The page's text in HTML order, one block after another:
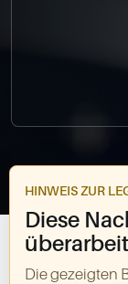
HINWEIS ZUR
Diese
Die gezeigten